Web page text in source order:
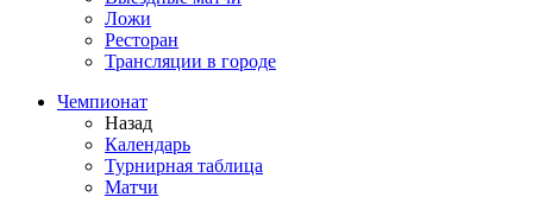
Ложи
Ресторан
Трансляции в городе
Чемпионат
Назад
Календарь
Турнирная таблица
Матчи